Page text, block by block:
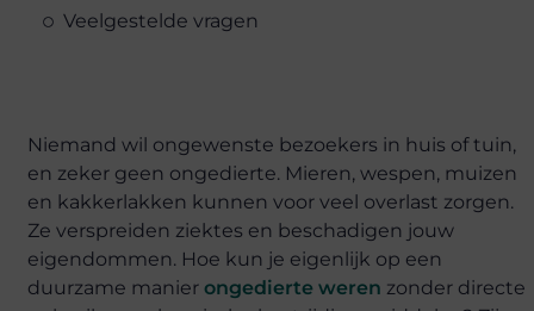
Veelgestelde vragen
Niemand wil ongewenste bezoekers in huis of tuin,
en zeker geen ongedierte. Mieren, wespen, muizen
en kakkerlakken kunnen voor veel overlast zorgen.
Ze verspreiden ziektes en beschadigen jouw
eigendommen. Hoe kun je eigenlijk op een
duurzame manierongedierte weren zonder directe